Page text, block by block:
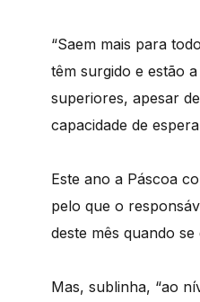
“Saem mais para
têm surgido e estão
superiores, apesar
capacidade de
Este ano a Páscoa
pelo que o
deste mês quando
Mas, sublinha, “ao